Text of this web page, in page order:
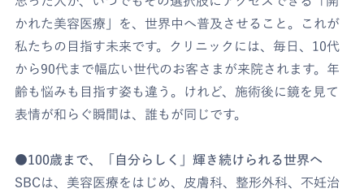
かれた美容医療」を、世界中へ普及させること。これが
私たちの目指す未来です。クリニックには、毎日、10代
から90代まで幅広い世代のお客さまが来院されます。年
齢も悩みも目指す姿も違う。けれど、施術後に鏡を見て
表情が和らぐ瞬間は、誰もが同じです。
●100歳まで、「自分らしく」輝き続けられる世界へ
SBCは、美容医療をはじめ、皮膚科、整形外科、不妊治